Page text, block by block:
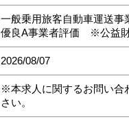
一般乗用旅客自動車運送事
優良A事業者評価 ※公益
2026/08/07
※本求人に関するお問い合
さい。